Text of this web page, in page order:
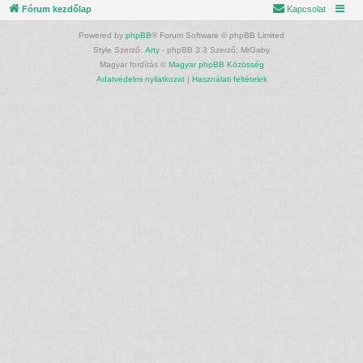
Fórum kezdőlap Kapcsolat
Powered by phpBB® Forum Software © phpBB Limited
Style Szerző: Arty - phpBB 3.3 Szerző: MrGaby
Magyar fordítás © Magyar phpBB Közösség
Adatvédelmi nyilatkozat| Használati feltételek